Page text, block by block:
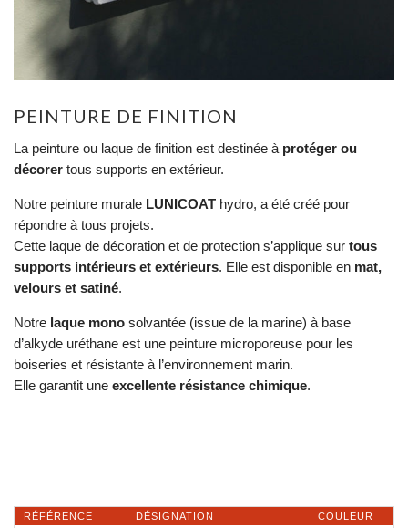
PEINTURE DE FINITION
La peinture ou laque de finition est destinée à protéger ou
décorer tous supports en extérieur.
Notre peinture murale LUNICOAT hydro, a été créé pour
répondre à tous projets.
Cette laque de décoration et de protection s’applique sur tous
supports intérieurs et extérieurs. Elle est disponible en mat,
velours et satiné.
Notre laque mono solvantée (issue de la marine) à base
d’alkyde uréthane est une peinture microporeuse pour les
boiseries et résistante à l’environnement marin.
Elle garantit une excellente résistance chimique.
RÉFÉRENCE DÉSIGNATION COULEUR